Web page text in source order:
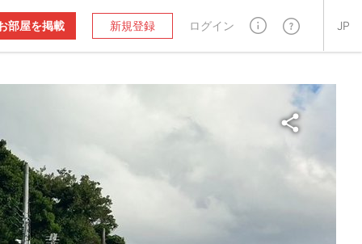
部屋を掲載 新規登録 ログイン JP